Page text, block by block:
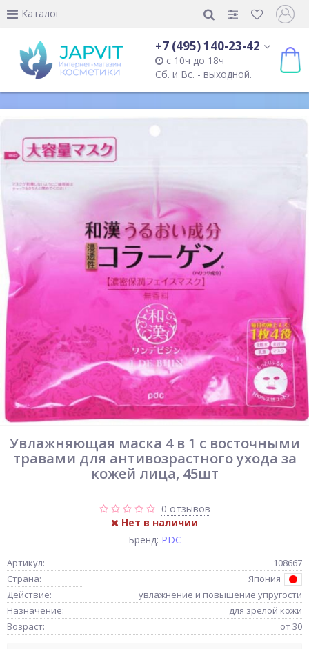
Каталог
+7 (495) 140-23-42
с 10ч до 18ч
Сб. и Вс. - выходной.
Увлажняющая маска 4 в 1 с восточными
травами для антивозрастного ухода за
кожей лица, 45шт
0 отзывов
Нет в наличии
Бренд: PDC
Артикул:
108667
Страна:
Япония
Действие:
увлажнение и повышение упругости
Назначение:
для зрелой кожи
Возраст:
от 30